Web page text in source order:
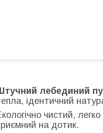
лебединий
ідентичний
чистий,
на дотик.